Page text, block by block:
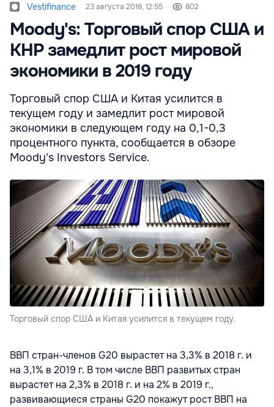
Vestifinance 23 августа 2018, 12:55 802
Moody's: Торговый спор США и
КНР замедлит рост мировой
экономики в 2019 году
Торговый спор США и Китая усилится в
текущем году и замедлит рост мировой
экономики в следующем году на 0,1-0,3
процентного пункта, сообщается в обзоре
Moody's Investors Service.
Торговый спор США и Китая усилится в текущем году.
ВВП стран-членов G20 вырастет на 3,3% в 2018 г. и
на 3,1% в 2019 г. В том числе ВВП развитых стран
вырастет на 2,3% в 2018 г. и на 2% в 2019 г.,
развивающиеся страны G20 покажут рост ВВП на